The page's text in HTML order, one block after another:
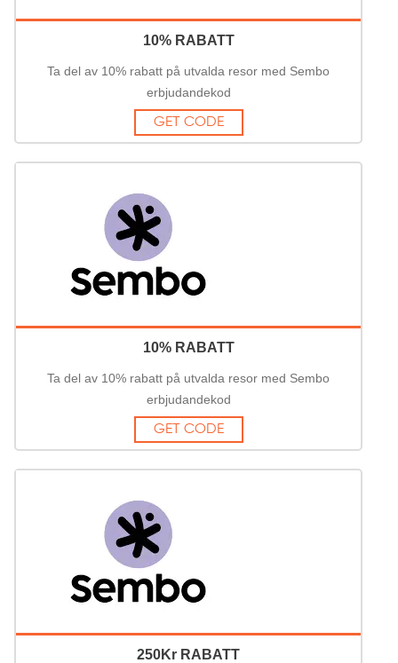
10% RABATT
Ta del av 10% rabatt på utvalda resor med Sembo
erbjudandekod
GET CODE
10% RABATT
Ta del av 10% rabatt på utvalda resor med Sembo
erbjudandekod
GET CODE
250Kr RABATT